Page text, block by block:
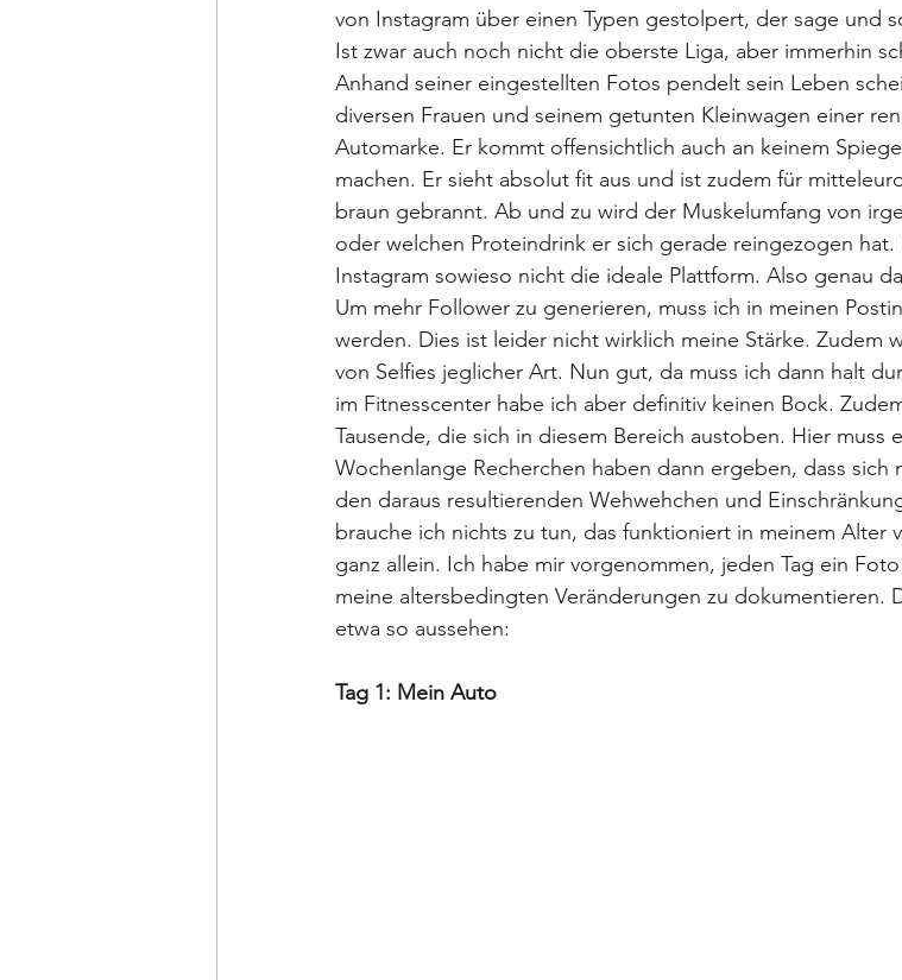
von Instagram über einen Typen gestolpert, der sage und
Ist zwar auch noch nicht die oberste Liga, aber immerhin
Anhand seiner eingestellten Fotos pendelt sein Leben
diversen Frauen und seinem getunten Kleinwagen einer
Automarke. Er kommt offensichtlich auch an keinem
machen. Er sieht absolut fit aus und ist zudem für
braun gebrannt. Ab und zu wird der Muskelumfang von
oder welchen Proteindrink er sich gerade reingezogen
Instagram sowieso nicht die ideale Plattform. Also genau
Um mehr Follower zu generieren, muss ich in meinen
werden. Dies ist leider nicht wirklich meine Stärke. Zudem
von Selfies jeglicher Art. Nun gut, da muss ich dann halt
im Fitnesscenter habe ich aber definitiv keinen Bock.
Tausende, die sich in diesem Bereich austoben. Hier muss
Wochenlange Recherchen haben dann ergeben, dass
den daraus resultierenden Wehwehchen und
brauche ich nichts zu tun, das funktioniert in meinem Alter
ganz allein. Ich habe mir vorgenommen, jeden Tag ein
meine altersbedingten Veränderungen zu dokumentieren.
etwa so aussehen:
Tag 1: Mein Auto